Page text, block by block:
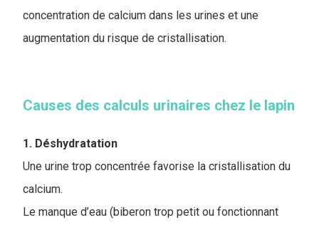
concentration de calcium dans les urines et une
augmentation du risque de cristallisation.
Causes des calculs urinaires chez le lapin
1. Déshydratation
Une urine trop concentrée favorise la cristallisation du
calcium.
Le manque d’eau (biberon trop petit ou fonctionnant